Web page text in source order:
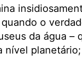
o
da água –
nível